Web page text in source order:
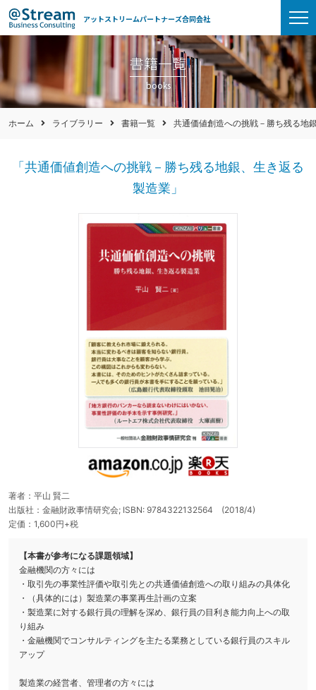
アットストリームパートナーズ合同会社
書籍一覧
books
ホーム ライブラリー 書籍一覧 共通価値創造への挑戦－勝ち残る地
「共通価値創造への挑戦－勝ち残る地銀、生き返る
製造業」
著者：平山 賢二
出版社：金融財政事情研究会; ISBN: 9784322132564 (2018/4)
定価：1,600円+税
【本書が参考になる課題領域】
金融機関の方々には
・取引先の事業性評価や取引先との共通価値創造への取り組みの具体化
・（具体的には）製造業の事業再生計画の立案
・製造業に対する銀行員の理解を深め、銀行員の目利き能力向上への取
り組み
・金融機関でコンサルティングを主たる業務としている銀行員のスキル
アップ
製造業の経営者、管理者の方々には